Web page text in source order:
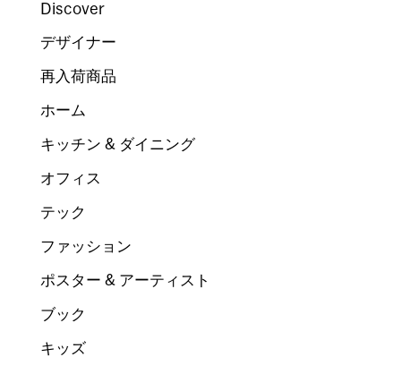
Discover
デザイナー
再入荷商品
ホーム
キッチン & ダイニング
オフィス
テック
ファッション
ポスター & アーティスト
ブック
キッズ